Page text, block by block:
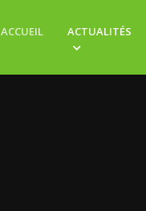
ACCUEIL ACTUALITÉS